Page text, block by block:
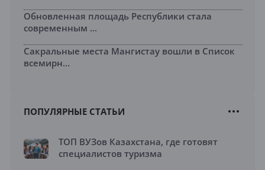
Обновленная площадь Республики стала
современным ...
Сакральные места Мангистау вошли в Список
всемирн...
ПОПУЛЯРНЫЕ СТАТЬИ
ТОП ВУЗов Казахстана, где готовят
специалистов туризма